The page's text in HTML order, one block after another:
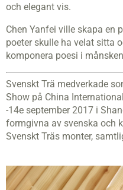
och elegant vis.
Chen Yanfei ville skapa en
poeter skulle ha velat sitta
komponera poesi i
Svenskt Trä medverkade
Show på China
-14e september 2017 i
formgivna av svenska och
Svenskt Träs monter,